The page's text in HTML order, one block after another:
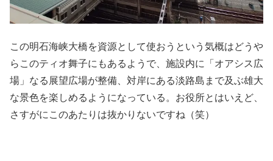
この明石海峡大橋を資源として使おうという気概はどうや
らこのティオ舞子にもあるようで、施設内に「オアシス広
場」なる展望広場が整備、対岸にある淡路島まで及ぶ雄大
な景色を楽しめるようになっている。お役所とはいえど、
さすがにこのあたりは抜かりないですね（笑）